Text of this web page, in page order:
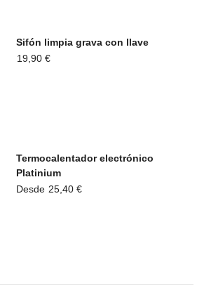
Sifón limpia grava con llave
19,90 €
Termocalentador electrónico
Platinium
Desde 25,40 €